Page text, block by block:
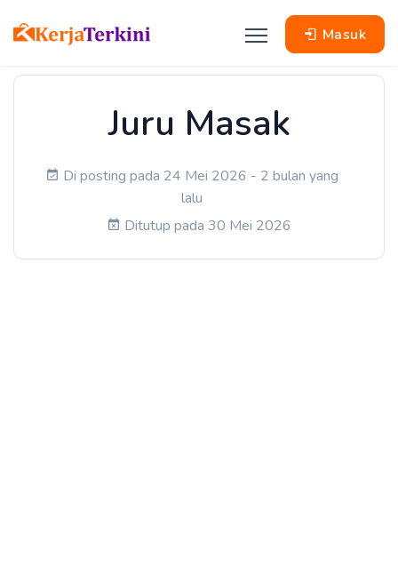
Masuk
Juru Masak
Di posting pada 24 Mei 2026 - 2 bulan yang
lalu
Ditutup pada 30 Mei 2026